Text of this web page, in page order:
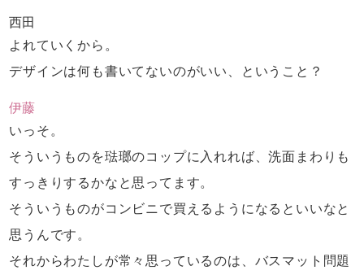
西田
よれていくから。
デザインは何も書いてないのがいい、ということ？
伊藤
いっそ。
そういうものを琺瑯のコップに入れれば、洗面まわりも
すっきりするかなと思ってます。
そういうものがコンビニで買えるようになるといいなと
思うんです。
それからわたしが常々思っているのは、 バスマット問題